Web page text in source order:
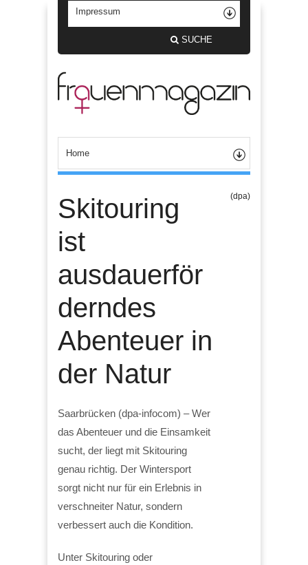
SUCHE
Skitouring
ist
ausdauerför
derndes
Abenteuer in
der Natur
(dpa)
Saarbrücken (dpa-infocom) – Wer
das Abenteuer und die Einsamkeit
sucht, der liegt mit Skitouring
genau richtig. Der Wintersport
sorgt nicht nur für ein Erlebnis in
verschneiter Natur, sondern
verbessert auch die Kondition.
Unter Skitouring oder